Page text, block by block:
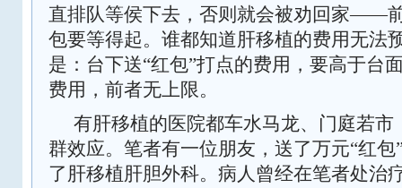
直排队等侯下去，否则就会被劝回家――
包要等得起。谁都知道肝移植的费用无法
是：台下送“红包”打点的费用，要高于台
费用，前者无上限。
有肝移植的医院都车水马龙、门庭若市
群效应。笔者有一位朋友，送了万元“红
了肝移植肝胆外科。病人曾经在笔者处治